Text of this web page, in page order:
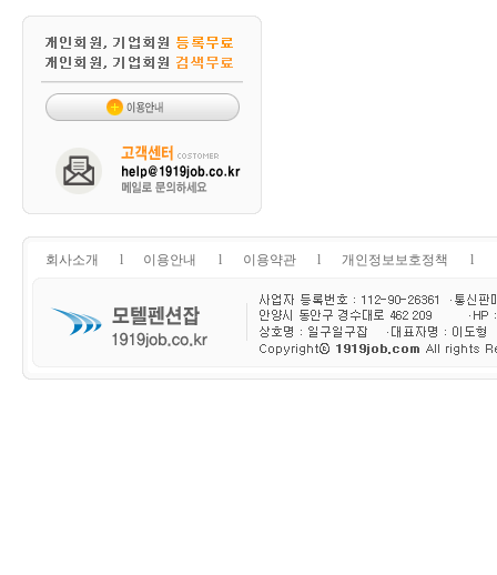
회사소개 l 이용안내 l 이용약관 l 개인정보보호정책 l